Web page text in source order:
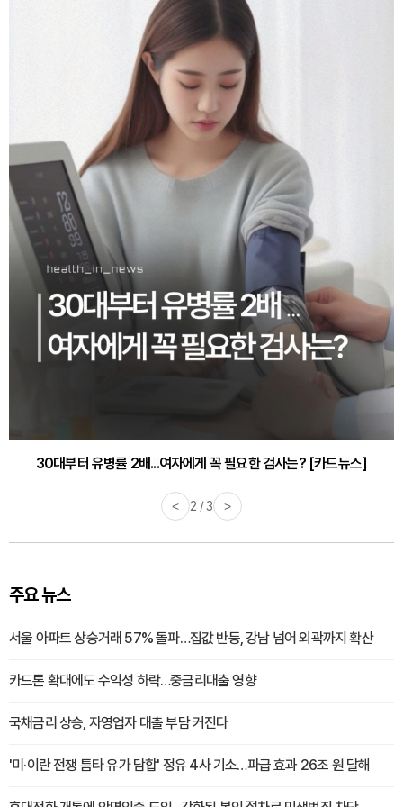
감기·독감 예방하고 면역력 높이는 4가지 영양제 [카드뉴스]
< 3 / 3 >
주요 뉴스
서울 아파트 상승거래 57% 돌파…집값 반등, 강남 넘어 외곽까지 확산
카드론 확대에도 수익성 하락…중금리대출 영향
국채금리 상승, 자영업자 대출 부담 커진다
'미·이란 전쟁 틈타 유가 담합' 정유 4사 기소…파급 효과 26조 원 달해